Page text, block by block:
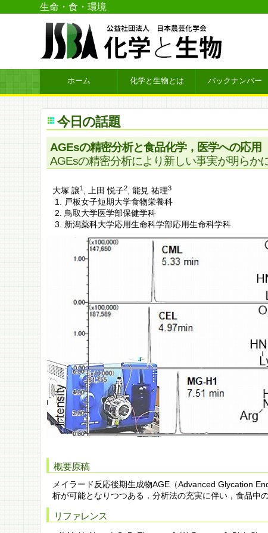
生命・食・環境
ホーム 化学と生物とは バックナンバー
今日の話題
AGEsの精密分析と食品化学，医学への応用
AGEsの精密分析により新しい事実が明らか
大塚 譲1 上田 悦子2 ,能見 祐理3
戸板女子短期大学食物栄養科
鳥取大学医学部保健学科
新潟薬科大学応用生命科学部応用生命科学科
概要原稿
メイラード反応後期生成物AGE（Advanced Glycation
析が可能となりつつある．分析法の充実に伴い，食品中
リファレンス